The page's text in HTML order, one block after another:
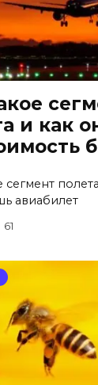
и как
сегмент
авиабилет
61